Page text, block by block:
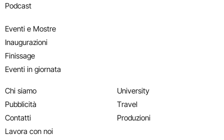
Podcast
Eventi e Mostre
Inaugurazioni
Finissage
Eventi in giornata
Chi siamo
Pubblicità
Contatti
Lavora con noi
University
Travel
Produzioni